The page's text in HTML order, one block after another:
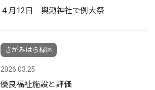
４月12日 與瀬神社で例大祭
さがみはら緑区
2026.03.25
優良福祉施設と評価